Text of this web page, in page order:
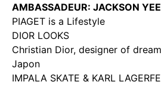
AMBASSADEUR: JACKSON
PIAGET is a Lifestyle
DIOR LOOKS
Christian Dior, designer of
Japon
IMPALA SKATE & KARL